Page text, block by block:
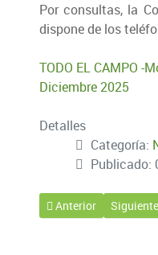
Por consultas, la
dispone de los
TODO EL CAMPO -
Diciembre 2025
Detalles
Categoría:
Publicado:
Artículo anterior:
Anterior Artículo
Siguiente